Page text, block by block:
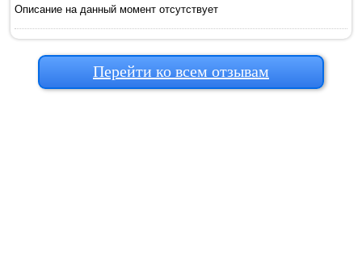
Описание на данный момент отсутствует
Перейти ко всем отзывам